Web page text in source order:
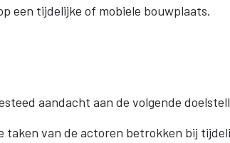
een tijdelijke of mobiele bouwplaats.
aandacht aan de volgende
taken van de actoren betrokken bij